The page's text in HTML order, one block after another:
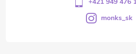
monks_sk